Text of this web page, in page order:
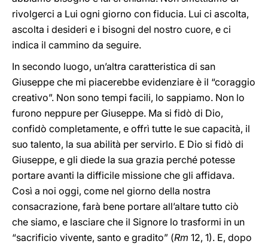
rivolgerci a Lui ogni giorno con fiducia. Lui ci ascolta,
ascolta i desideri e i bisogni del nostro cuore, e ci
indica il cammino da seguire.
In secondo luogo, un’altra caratteristica di san
Giuseppe che mi piacerebbe evidenziare è il “coraggio
creativo”. Non sono tempi facili, lo sappiamo. Non lo
furono neppure per Giuseppe. Ma si fidò di Dio,
confidò completamente, e offrì tutte le sue capacità, il
suo talento, la sua abilità per servirlo. E Dio si fidò di
Giuseppe, e gli diede la sua grazia perché potesse
portare avanti la difficile missione che gli affidava.
Così a noi oggi, come nel giorno della nostra
consacrazione, farà bene portare all’altare tutto ciò
che siamo, e lasciare che il Signore lo trasformi in un
“sacrificio vivente, santo e gradito” (Rm 12, 1). E, dopo